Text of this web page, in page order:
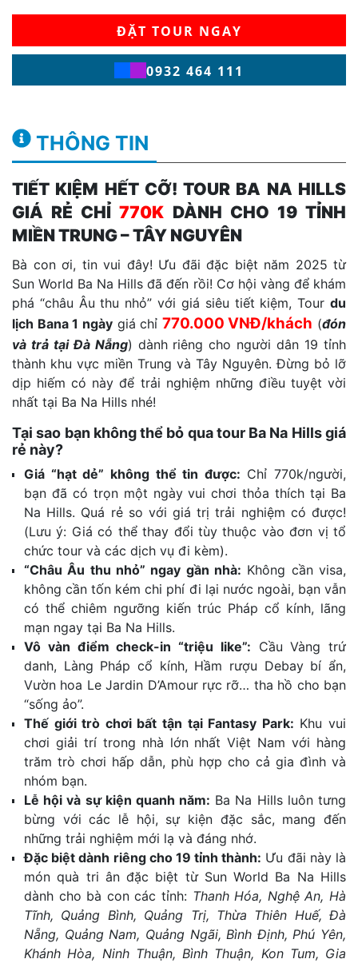
ĐẶT TOUR NGAY
0932 464 111
THÔNG TIN
TIẾT KIỆM HẾT CỠ! TOUR BA NA HILLS
GIÁ RẺ CHỈ770K DÀNH CHO 19 TỈNH
MIỀN TRUNG – TÂY NGUYÊN
Bà con ơi, tin vui đây! Ưu đãi đặc biệt năm 2025 từ
Sun World Ba Na Hills đã đến rồi! Cơ hội vàng để khám
phá “châu Âu thu nhỏ” với giá siêu tiết kiệm, Tour du
lịch Bana 1 ngàygiá chỉ 770.000 VNĐ/khách (đón
và trả tại Đà Nẵng) dành riêng cho người dân 19 tỉnh
thành khu vực miền Trung và Tây Nguyên. Đừng bỏ lỡ
dịp hiếm có này để trải nghiệm những điều tuyệt vời
nhất tại Ba Na Hills nhé!
Tại sao bạn không thể bỏ qua tour Ba Na Hills giá
rẻ này?
Giá “hạt dẻ” không thể tin được: Chỉ 770k/người,
bạn đã có trọn một ngày vui chơi thỏa thích tại Ba
Na Hills. Quá rẻ so với giá trị trải nghiệm có được!
(Lưu ý: Giá có thể thay đổi tùy thuộc vào đơn vị tổ
chức tour và các dịch vụ đi kèm).
“Châu Âu thu nhỏ” ngay gần nhà: Không cần visa,
không cần tốn kém chi phí đi lại nước ngoài, bạn vẫn
có thể chiêm ngưỡng kiến trúc Pháp cổ kính, lãng
mạn ngay tại Ba Na Hills.
Vô vàn điểm check-in “triệu like”: Cầu Vàng trứ
danh, Làng Pháp cổ kính, Hầm rượu Debay bí ẩn,
Vườn hoa Le Jardin D’Amour rực rỡ… tha hồ cho bạn
“sống ảo”.
Thế giới trò chơi bất tận tại Fantasy Park: Khu vui
chơi giải trí trong nhà lớn nhất Việt Nam với hàng
trăm trò chơi hấp dẫn, phù hợp cho cả gia đình và
nhóm bạn.
Lễ hội và sự kiện quanh năm: Ba Na Hills luôn tưng
bừng với các lễ hội, sự kiện đặc sắc, mang đến
những trải nghiệm mới lạ và đáng nhớ.
Đặc biệt dành riêng cho 19 tỉnh thành: Ưu đãi này là
món quà tri ân đặc biệt từ Sun World Ba Na Hills
dành cho bà con các tỉnh: Thanh Hóa, Nghệ An, Hà
Tĩnh, Quảng Bình, Quảng Trị, Thừa Thiên Huế, Đà
Nẵng, Quảng Nam, Quảng Ngãi, Bình Định, Phú Yên,
Khánh Hòa, Ninh Thuận, Bình Thuận, Kon Tum, Gia